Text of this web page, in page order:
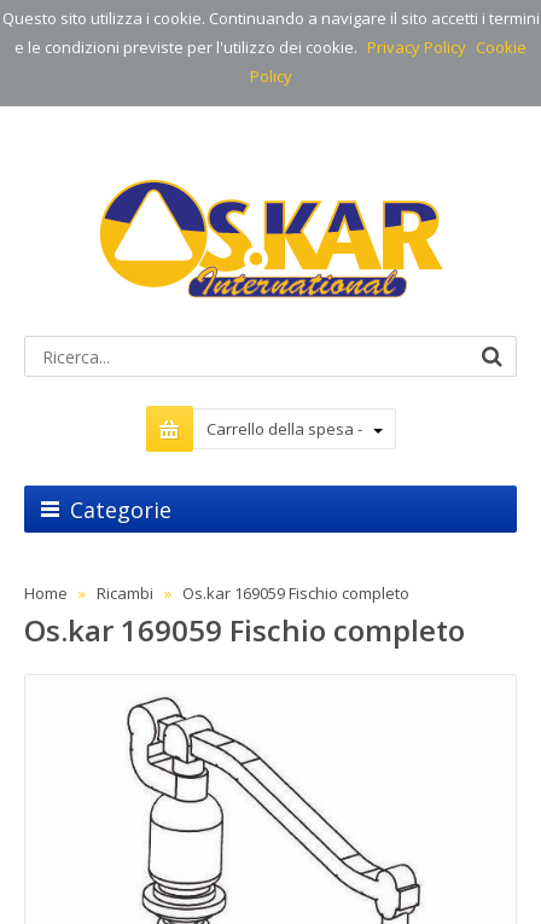
Questo sito utilizza i cookie. Continuando a navigare il sito accetti i termini
e le condizioni previste per l'utilizzo dei cookie. Privacy Policy Cookie
Policy
Carrello della spesa -
Categorie
Home Ricambi Os.kar 169059 Fischio completo
Os.kar 169059 Fischio completo